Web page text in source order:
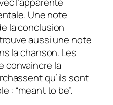
Une note
la conclusion
aussi une note
la chanson. Les
convaincre la
qu’ils sont
: “meant to be”.